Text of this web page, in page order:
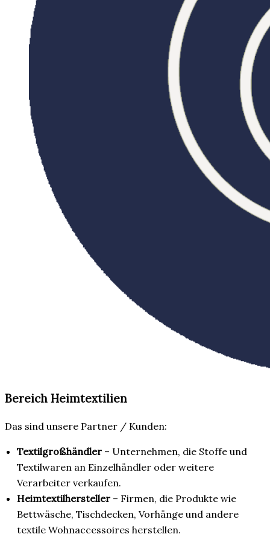
Bereich Heimtextilien
Das sind unsere Partner / Kunden:
Textilgroßhändler – Unternehmen, die Stoffe und
Textilwaren an Einzelhändler oder weitere
Verarbeiter verkaufen.
Heimtextilhersteller – Firmen, die Produkte wie
Bettwäsche, Tischdecken, Vorhänge und andere
textile Wohnaccessoires herstellen.